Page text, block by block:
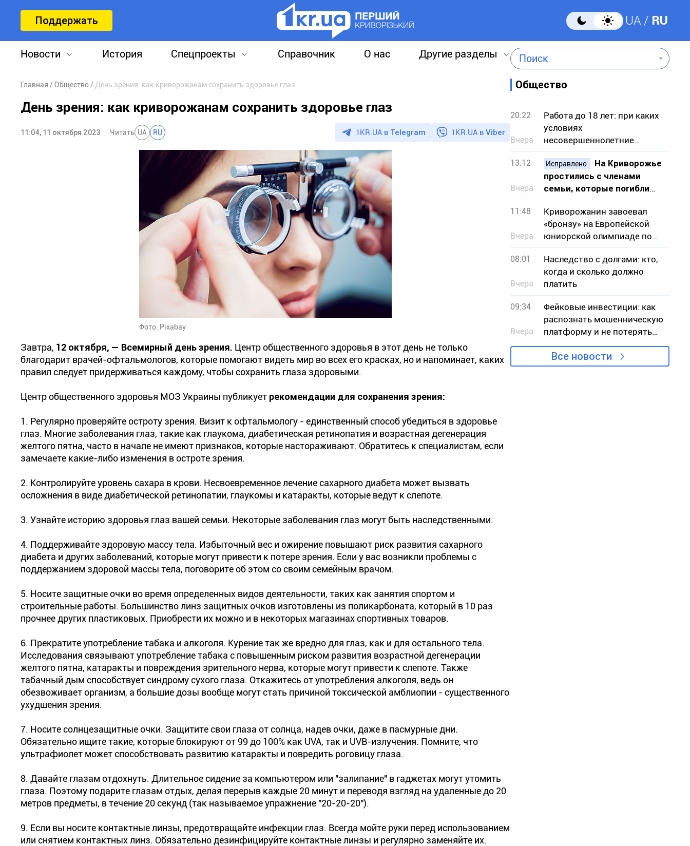
Поддержать UA RU
Новости История Спецпроекты Справочник О нас Другие разделы Поиск
Главная Общество День зрения: как криворожанам сохранить здоровье глаз
День зрения: как криворожанам сохранить здоровье глаз
11:04, 11 октября 2023 Читать UA RU 1KR.UA в Telegram 1KR.UA в Viber
Фото: Pixabay
Завтра, 12 октября, — Всемирный день зрения. Центр общественного здоровья в этот день не только
благодарит врачей-офтальмологов, которые помогают видеть мир во всех его красках, но и напоминает, каких
правил следует придерживаться каждому, чтобы сохранить глаза здоровыми.
Центр общественного здоровья МОЗ Украины публикует рекомендации для сохранения зрения:
1. Регулярно проверяйте остроту зрения. Визит к офтальмологу - единственный способ убедиться в здоровье
глаз. Многие заболевания глаз, такие как глаукома, диабетическая ретинопатия и возрастная дегенерация
желтого пятна, часто в начале не имеют признаков, которые настораживают. Обратитесь к специалистам, если
замечаете какие-либо изменения в остроте зрения.
2. Контролируйте уровень сахара в крови. Несвоевременное лечение сахарного диабета может вызвать
осложнения в виде диабетической ретинопатии, глаукомы и катаракты, которые ведут к слепоте.
3. Узнайте историю здоровья глаз вашей семьи. Некоторые заболевания глаз могут быть наследственными.
4. Поддерживайте здоровую массу тела. Избыточный вес и ожирение повышают риск развития сахарного
диабета и других заболеваний, которые могут привести к потере зрения. Если у вас возникли проблемы с
поддержанием здоровой массы тела, поговорите об этом со своим семейным врачом.
5. Носите защитные очки во время определенных видов деятельности, таких как занятия спортом и
строительные работы. Большинство линз защитных очков изготовлены из поликарбоната, который в 10 раз
прочнее других пластиковых. Приобрести их можно и в некоторых магазинах спортивных товаров.
6. Прекратите употребление табака и алкоголя. Курение так же вредно для глаз, как и для остального тела.
Исследования связывают употребление табака с повышенным риском развития возрастной дегенерации
желтого пятна, катаракты и повреждения зрительного нерва, которые могут привести к слепоте. Также
табачный дым способствует синдрому сухого глаза. Откажитесь от употребления алкоголя, ведь он
обезвоживает организм, а большие дозы вообще могут стать причиной токсической амблиопии - существенного
ухудшения зрения.
7. Носите солнцезащитные очки. Защитите свои глаза от солнца, надев очки, даже в пасмурные дни.
Обязательно ищите такие, которые блокируют от 99 до 100% как UVA, так и UVB-излучения. Помните, что
ультрафиолет может способствовать развитию катаракты и повредить роговицу глаза.
8. Давайте глазам отдохнуть. Длительное сидение за компьютером или "залипание" в гаджетах могут утомить
глаза. Поэтому подарите глазам отдых, делая перерыв каждые 20 минут и переводя взгляд на удаленные до 20
метров предметы, в течение 20 секунд (так называемое упражнение "20-20-20").
9. Если вы носите контактные линзы, предотвращайте инфекции глаз. Всегда мойте руки перед использованием
или снятием контактных линз. Обязательно дезинфицируйте контактные линзы и регулярно заменяйте их.
Общество
20:22
Вчера
Работа до 18 лет: при каких
условиях
несовершеннолетние
получают полную зарплату
13:12
Вчера
Исправлено
На Криворожье
простились с членами
семьи, которые погибли
из-за ракетного удара по
Радушному
11:48
Вчера
Криворожанин завоевал
«бронзу» на Европейской
юниорской олимпиаде по
информатике
08:01
Вчера
Наследство с долгами: кто,
когда и сколько должно
платить
09:34
Вчера
Фейковые инвестиции: как
распознать мошенническую
платформу и не потерять
деньги
Все новости